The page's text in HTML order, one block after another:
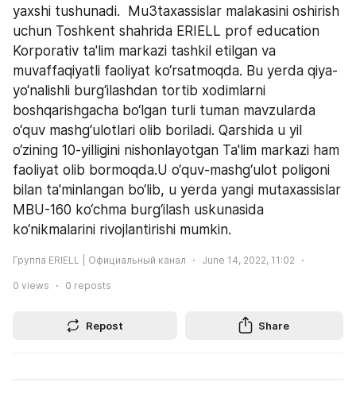
yaxshi tushunadi.  Mu3taxassislar malakasini oshirish
uchun Toshkent shahrida ERIELL prof education
Korporativ ta'lim markazi tashkil etilgan va
muvaffaqiyatli faoliyat ko‘rsatmoqda. Bu yerda qiya-
yo‘nalishli burg‘ilashdan tortib xodimlarni
boshqarishgacha bo‘lgan turli tuman mavzularda
o‘quv mashg‘ulotlari olib boriladi. Qarshida u yil
o‘zining 10-yilligini nishonlayotgan Ta'lim markazi ham
faoliyat olib bormoqda.U o‘quv-mashg‘ulot poligoni
bilan ta'minlangan bo‘lib, u yerda yangi mutaxassislar
MBU-160 ko‘chma burg‘ilash uskunasida
ko‘nikmalarini rivojlantirishi mumkin.
Группа ERIELL | Официальный канал June 14, 2022, 11:02
0 views 0 reposts
Repost Share